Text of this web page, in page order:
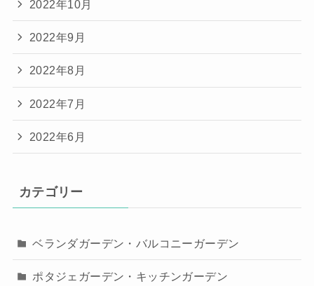
2022年10月
2022年9月
2022年8月
2022年7月
2022年6月
カテゴリー
ベランダガーデン・バルコニーガーデン
ポタジェガーデン・キッチンガーデン